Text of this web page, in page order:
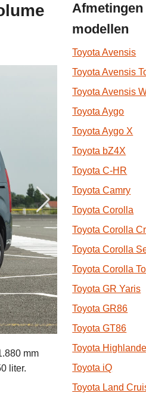
mm
liter.
Afmetingen
modellen
Toyota Avensis
Toyota Avensis
Toyota Avensis
Toyota Aygo
Toyota Aygo X
Toyota bZ4X
Toyota C-HR
Toyota Camry
Toyota Corolla
Toyota Corolla
Toyota Corolla
Toyota Corolla
Toyota GR Yaris
Toyota GR86
Toyota GT86
Toyota
Toyota iQ
Toyota Land